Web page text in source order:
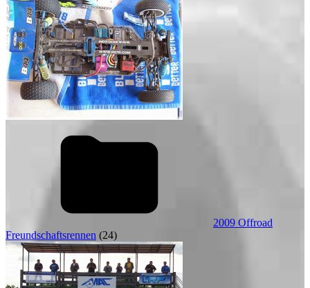
2009 Offroad
Freundschaftsrennen (24)